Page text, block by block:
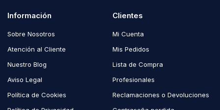
Información
Sobre Nosotros
Atención al Cliente
Nuestro Blog
Aviso Legal
Política de Cookies
Clientes
Mi Cuenta
Mis Pedidos
Lista de Compra
Profesionales
Reclamaciones o Devoluciones